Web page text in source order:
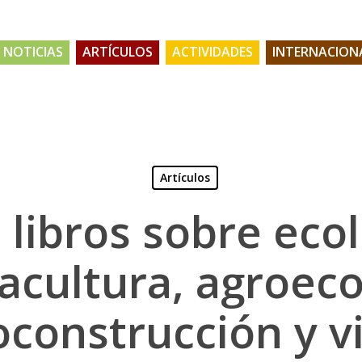
NOTICIAS ARTÍCULOS ACTIVIDADES
Artículos
libros sobre
y